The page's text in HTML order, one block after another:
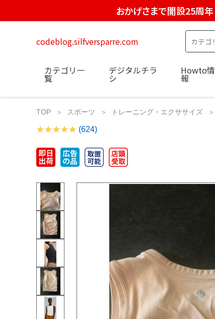
おかげさまで開設25周年
codeblog.silfversparre.com
カテゴリ一
覧
デジタルチラ
シ
Howto情
報
TOP スポーツ トレーニング・エクササイズ
(624)